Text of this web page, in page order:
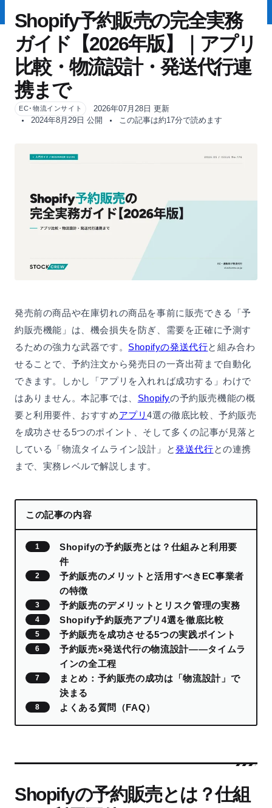
Shopify予約販売の完全実務
ガイド【2026年版】｜アプリ
比較・物流設計・発送代行連
携まで
EC･物流インサイト
2026年07月28日 更新
2024年8月29日 公開
この記事は約17分で読めます
発売前の商品や在庫切れの商品を事前に販売できる「予
約販売機能」は、機会損失を防ぎ、需要を正確に予測す
るための強力な武器です。 Shopifyの発送代行と組み合わ
せることで、予約注文から発売日の一斉出荷まで自動化
できます。しかし「アプリを入れれば成功する」わけで
はありません。本記事では、 Shopifyの予約販売機能の概
要と利用要件、おすすめアプリ4選の徹底比較、予約販売
を成功させる5つのポイント、そして多くの記事が見落と
している「物流タイムライン設計」と発送代行との連携
まで、実務レベルで解説します。
この記事の内容
Shopifyの予約販売とは？仕組みと利用要
件
予約販売のメリットと活用すべきEC事業者
の特徴
予約販売のデメリットとリスク管理の実務
Shopify予約販売アプリ4選を徹底比較
予約販売を成功させる5つの実践ポイント
予約販売×発送代行の物流設計——タイムラ
インの全工程
まとめ：予約販売の成功は「物流設計」で
決まる
よくある質問（FAQ）
Shopifyの予約販売とは？仕組